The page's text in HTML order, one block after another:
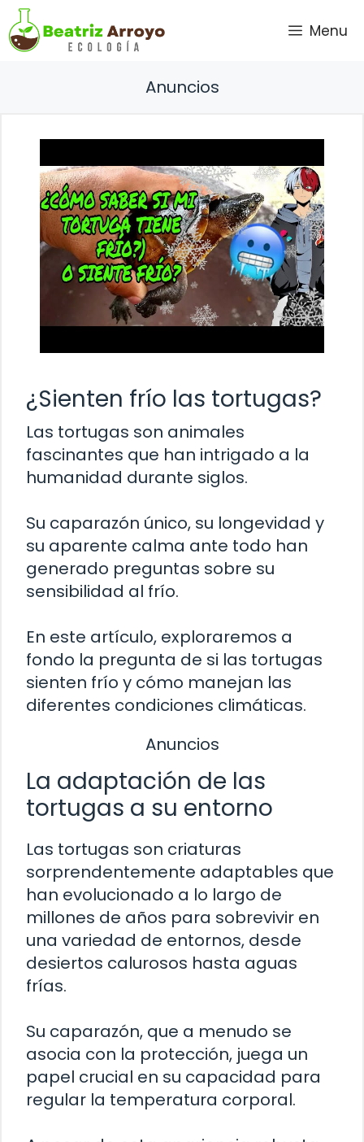
Saltar
al
contenido
Menu
Anuncios
¿Sienten frío las tortugas?
Las tortugas son animales
fascinantes que han intrigado a la
humanidad durante siglos.
Su caparazón único, su longevidad y
su aparente calma ante todo han
generado preguntas sobre su
sensibilidad al frío.
En este artículo, exploraremos a
fondo la pregunta de si las tortugas
sienten frío y cómo manejan las
diferentes condiciones climáticas.
Anuncios
La adaptación de las
tortugas a su entorno
Las tortugas son criaturas
sorprendentemente adaptables que
han evolucionado a lo largo de
millones de años para sobrevivir en
una variedad de entornos, desde
desiertos calurosos hasta aguas
frías.
Su caparazón, que a menudo se
asocia con la protección, juega un
papel crucial en su capacidad para
regular la temperatura corporal.